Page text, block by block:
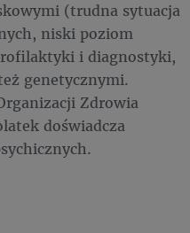
(trudna sytuacja
niski poziom
i diagnostyki,
genetycznymi.
Zdrowia
doświadcza